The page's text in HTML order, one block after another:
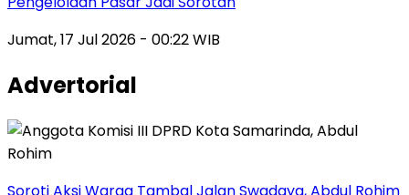
Jumat, 17 Jul 2026 - 00:22 WIB
Advertorial
Soroti Aksi Warga Tambal Jalan Swadaya, Abdul Rohim